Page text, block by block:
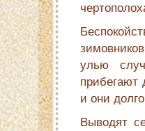
улью
прибегают
и они
Выводят